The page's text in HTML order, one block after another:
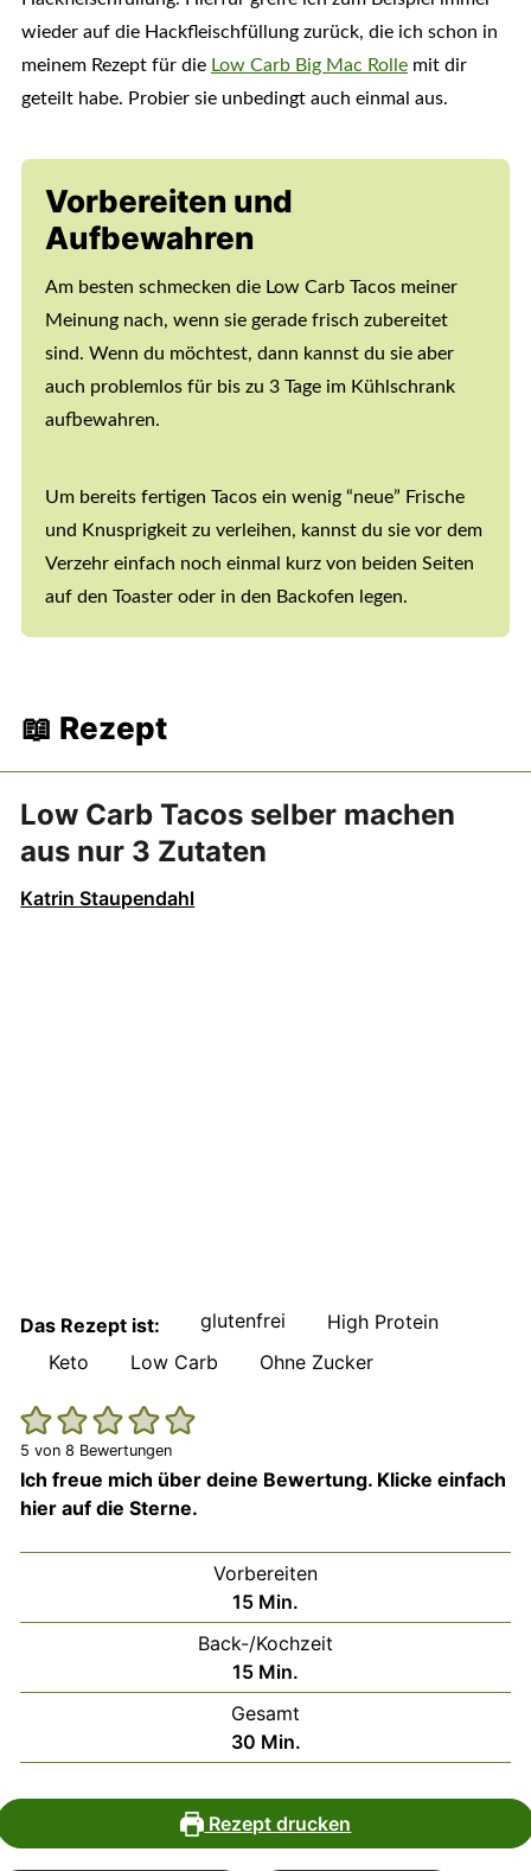
wieder auf die Hackfleischfüllung zurück, die ich schon in
meinem Rezept für die Low Carb Big Mac Rollemit dir
geteilt habe. Probier sie unbedingt auch einmal aus.
Vorbereiten und
Aufbewahren
Am besten schmecken die Low Carb Tacos meiner
Meinung nach, wenn sie gerade frisch zubereitet
sind. Wenn du möchtest, dann kannst du sie aber
auch problemlos für bis zu 3 Tage im Kühlschrank
aufbewahren.
Um bereits fertigen Tacos ein wenig “neue” Frische
und Knusprigkeit zu verleihen, kannst du sie vor dem
Verzehr einfach noch einmal kurz von beiden Seiten
auf den Toaster oder in den Backofen legen.
📖 Rezept
Low Carb Tacos selber machen
aus nur 3 Zutaten
Katrin Staupendahl
Das Rezept ist: glutenfrei
High Protein
Keto
Low Carb Ohne Zucker
5 von8 Bewertungen
Ich freue mich über deine Bewertung. Klicke einfach
hier auf die Sterne.
Vorbereiten
15Minuten
Min.
Back-/Kochzeit
15Minuten
Min.
Gesamt
30Minuten
Min.
Rezept drucken